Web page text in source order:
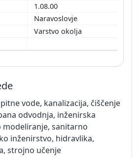
1.08.00
Naravoslovje
Varstvo okolja
vode, kanalizacija, čiščenje
odvodnja, inženirska
sanitarno
inženirstvo, hidravlika,
strojno učenje